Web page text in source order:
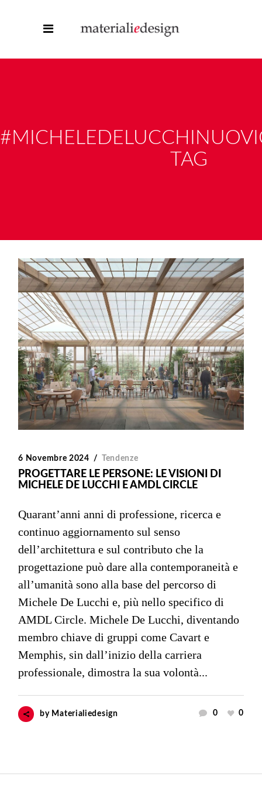
TAG
6 Novembre 2024 Tendenze
PROGETTARE LE PERSONE: LE VISIONI DI
MICHELE DE LUCCHI E AMDL CIRCLE
Quarant’anni anni di professione, ricerca e
continuo aggiornamento sul senso
dell’architettura e sul contributo che la
progettazione può dare alla contemporaneità e
all’umanità sono alla base del percorso di
Michele De Lucchi e, più nello specifico di
AMDL Circle. Michele De Lucchi, diventando
membro chiave di gruppi come Cavart e
Memphis, sin dall’inizio della carriera
professionale, dimostra la sua volontà...
by Materialiedesign 0 0